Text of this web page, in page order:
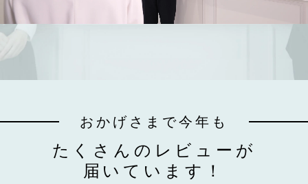
おかげさまで今年も
たくさんのレビューが
届いています！